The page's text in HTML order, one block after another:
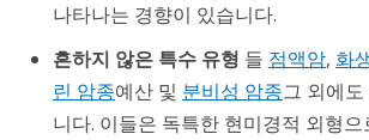
나타나는 경향이 있습니다.
흔하지 않은 특수 유형 들 점액암, 화
린 암종예산 및 분비성 암종그 외에
니다. 이들은 독특한 현미경적 외형